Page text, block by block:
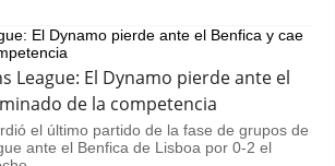
League: El Dynamo pierde ante el
de la competencia
el último partido de la fase de grupos de
ante el Benfica de Lisboa por 0-2 el